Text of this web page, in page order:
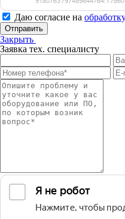
Даю согласие на
Отправить
Закрыть
Заявка тех. специалисту